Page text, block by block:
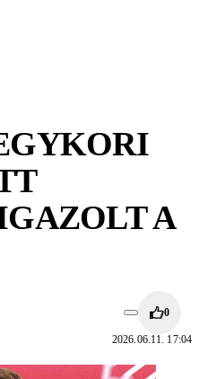
A
0
2026.06.11. 17:04